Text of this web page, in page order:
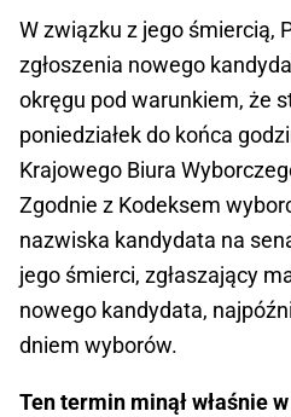
W związku z jego śmiercią,
zgłoszenia nowego
okręgu pod warunkiem, że
poniedziałek do końca
Krajowego Biura
Zgodnie z Kodeksem
nazwiska kandydata na
jego śmierci, zgłaszający
nowego kandydata,
dniem wyborów.
Ten termin minął właśnie